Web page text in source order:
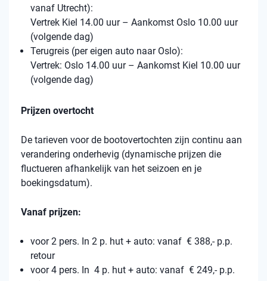
vanaf Utrecht):
Vertrek Kiel 14.00 uur – Aankomst Oslo 10.00 uur
(volgende dag)
Terugreis (per eigen auto naar Oslo):
Vertrek: Oslo 14.00 uur – Aankomst Kiel 10.00 uur
(volgende dag)
Prijzen overtocht
De tarieven voor de bootovertochten zijn continu aan
verandering onderhevig (dynamische prijzen die
fluctueren afhankelijk van het seizoen en je
boekingsdatum).
Vanaf prijzen:
voor 2 pers. In 2 p. hut + auto: vanaf € 388,- p.p.
retour
voor 4 pers. In 4 p. hut + auto: vanaf € 249,- p.p.